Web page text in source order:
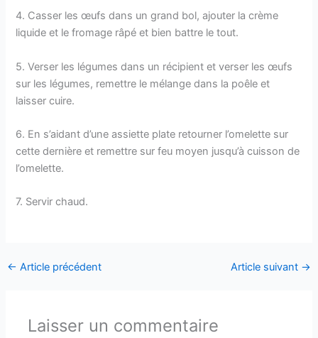
4. Casser les œufs dans un grand bol, ajouter la crème
liquide et le fromage râpé et bien battre le tout.
5. Verser les légumes dans un récipient et verser les œufs
sur les légumes, remettre le mélange dans la poêle et
laisser cuire.
6. En s’aidant d’une assiette plate retourner l’omelette sur
cette dernière et remettre sur feu moyen jusqu’à cuisson de
l’omelette.
7. Servir chaud.
← Article précédent Article suivant →
Laisser un commentaire